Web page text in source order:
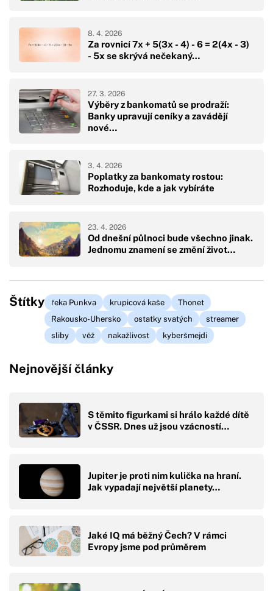
Za rovnicí 7x + 5(3x - 4) - 6 = 2(4x - 3)
- 5x se skrývá nečekaný…
8. 4. 2026
Výběry z bankomatů se prodraží:
Banky upravují ceníky a zavádějí
nové…
27. 3. 2026
Poplatky za bankomaty rostou:
Rozhoduje, kde a jak vybíráte
3. 4. 2026
Od dnešní půlnoci bude všechno jinak.
Jednomu znamení se změní život…
23. 4. 2026
Štítky řeka Punkva krupicová kaše
Thonet
Rakousko-Uhersko
ostatky svatých
streamer
sliby
věž nakažlivost kyberšmejdi
Nejnovější články
S těmito figurkami si hrálo každé dítě
v ČSSR. Dnes už jsou vzácností…
Jupiter je proti nim kulička na hraní.
Jak vypadají největší planety…
Jaké IQ má běžný Čech? V rámci
Evropy jsme pod průměrem